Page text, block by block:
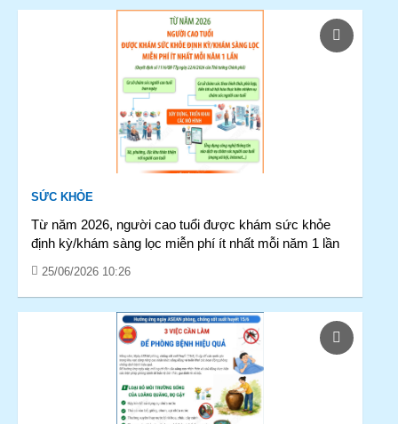
SỨC KHỎE
Từ năm 2026, người cao tuổi được khám sức khỏe
định kỳ/khám sàng lọc miễn phí ít nhất mỗi năm 1 lần
25/06/2026 10:26